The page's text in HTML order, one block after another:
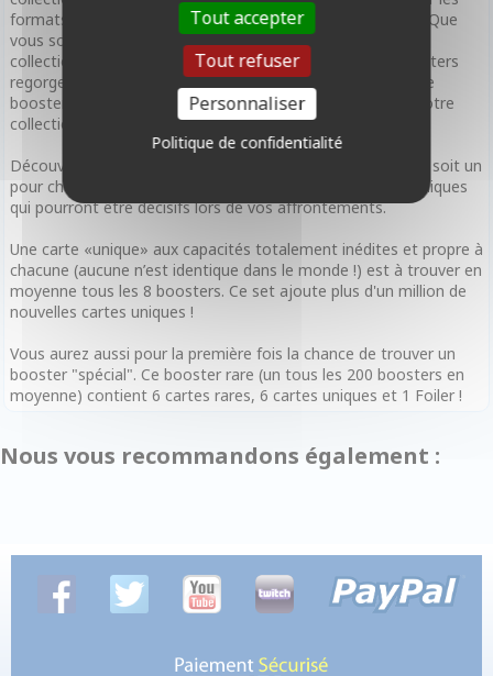
formats draft et scellé, offrant une infinité de possibilités. Que
vous soyez à la recherche de nouvelles cartes pour votre
collection ou de la carte parfaite pour votre deck, les boosters
regorgent de surprises. Grâce aux QR codes, scannez votre
booster en quelques secondes pour ajouter les cartes à votre
collection numérique et jouez en ligne.
Découvrez 6 nouveaux Héros pour guider vos expéditions, soit un
pour chacune des 6 factions. Ils sont dotés de pouvoirs uniques
qui pourront être décisifs lors de vos affrontements.
Une carte «unique» aux capacités totalement inédites et propre à
chacune (aucune n’est identique dans le monde !) est à trouver en
moyenne tous les 8 boosters. Ce set ajoute plus d'un million de
nouvelles cartes uniques !
Vous aurez aussi pour la première fois la chance de trouver un
booster "spécial". Ce booster rare (un tous les 200 boosters en
moyenne) contient 6 cartes rares, 6 cartes uniques et 1 Foiler !
Nous vous recommandons également :
Tout accepter
Tout refuser
Personnaliser
Politique de confidentialité